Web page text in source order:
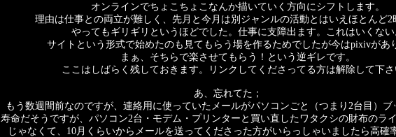
オンラインでちょこちょこなんか描いていく方向にシフトします。
理由は仕事との両立が難しく、先月と今月は別ジャンルの活動とはいえほとんど2
やってもギリギリというほどでした。仕事に支障出ます。これはいくない
サイトという形式で始めたのも見てもらう場を作るためでしたが今はpixivがあ
まぁ、そちらで楽させてもらう！という逆ギレです。
ここはしばらく残しておきます。リンクしてくださってる方は解除して下さ
あ、忘れてた；
もう数週間前なのですが、連絡用に使っていたメールがパソコンごと（つまり2台目）ブ
寿命だそうですが、パソコン2台・モデム・プリンターと買い直したワタクシの財布のラ
じゃなくて、10月くらいからメールを送ってくださった方がいらっしゃいましたら高確